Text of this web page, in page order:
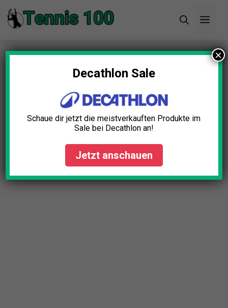
Zum
Inhalt
Startseite»Blog»Tennisschläger Griffband Extra
Klebrig Test: Die 5 besten (Bestenliste)
Decathlon Sale
Schaue dir jetzt die meistverkauften Produkte im
Sale bei Decathlon an!
Jetzt anschauen
×